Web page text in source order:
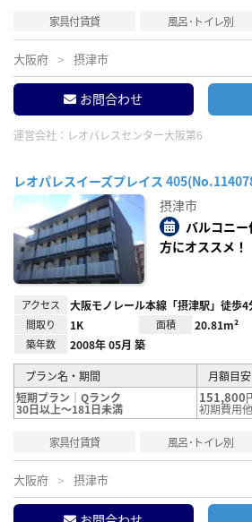
家具付賃貸 風呂･トイレ別
大阪府 摂津市
お問合わせ
運営会社： レオパレスセンター大阪第6
レオパレスイーズプレイス
摂津市
バルコニ
方にオススメ！
アクセス 大阪モノレール本線「摂津駅」徒歩4
間取り 1K 面積 20.81m²
築年数 2008年 05月 築
プラン名・期間
月額目安
短期プラン｜Qランク
30日以上～181日未満
151,800
初期費用
家具付賃貸 風呂･トイレ別
大阪府 摂津市